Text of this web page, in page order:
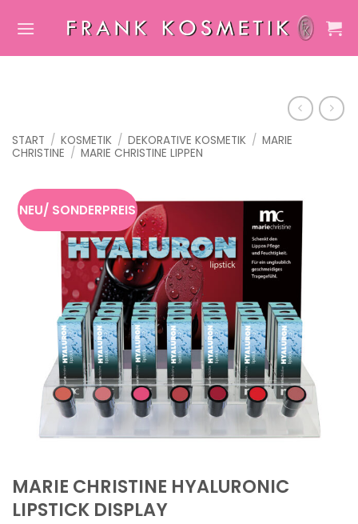
Inhalt
START / KOSMETIK / DEKORATIVE KOSMETIK / MARIE
CHRISTINE / MARIE CHRISTINE LIPPEN
NEU/ SONDERPREIS
MARIE CHRISTINE HYALURONIC
LIPSTICK DISPLAY